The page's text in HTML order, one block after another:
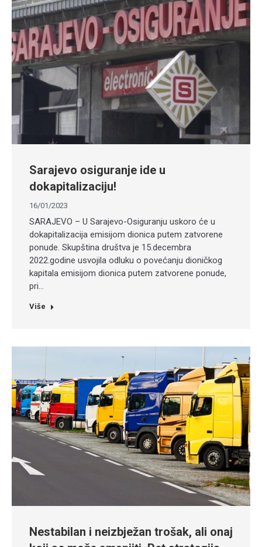
Sarajevo osiguranje ide u
dokapitalizaciju!
16/01/2023
SARAJEVO – U Sarajevo-Osiguranju uskoro će u
dokapitalizacija emisijom dionica putem zatvorene
ponude. Skupština društva je 15.decembra
2022.godine usvojila odluku o povećanju dioničkog
kapitala emisijom dionica putem zatvorene ponude,
pri…
Više
Nestabilan i neizbježan trošak, ali onaj